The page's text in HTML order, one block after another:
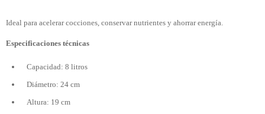
Ideal para acelerar cocciones, conservar nutrientes y ahorrar energía.
Especificaciones técnicas
Capacidad: 8 litros
Diámetro: 24 cm
Altura: 19 cm